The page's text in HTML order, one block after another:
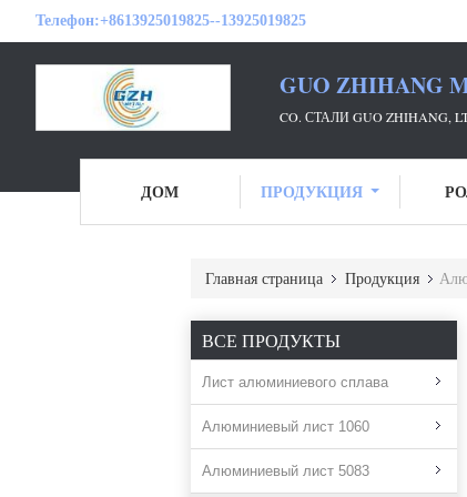
Телефон:+8613925019825--13925019825
GUO ZHIHANG
CO. СТАЛИ GUO ZHIHANG,
ДОМ ПРОДУКЦИЯ
Главная страница Продукция
ВСЕ ПРОДУКТЫ
Лист алюминиевого сплава
Алюминиевый лист 1060
Алюминиевый лист 5083